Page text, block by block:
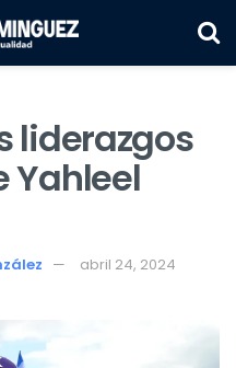
liderazgos
Yahleel
abril 24, 2024